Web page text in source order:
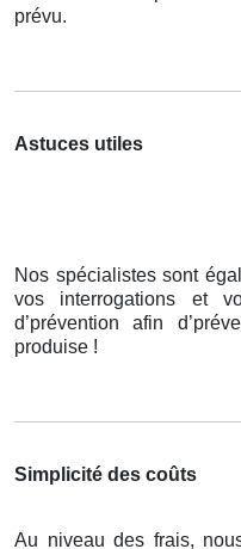
prévu.
Astuces utiles
Nos spécialistes sont
vos interrogations et
d’prévention afin
produise !
Simplicité des coûts
Au niveau des frais,